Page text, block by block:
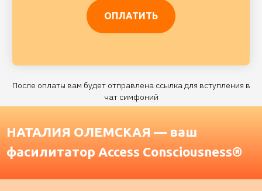
ОПЛАТИТЬ
После оплаты вам будет отправлена ссылка для вступления в
чат симфоний